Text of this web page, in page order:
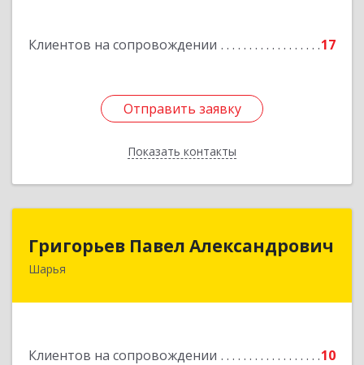
Клиентов на сопровождении 17
Отправить заявку
Показать контакты
Отправить заявку
Назад
Григорьев Павел Александрович
Шарья
Клиентов на сопровождении 10
157505, Костромская область, город Шарья,